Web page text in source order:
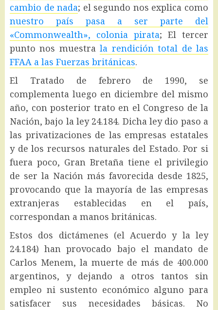
cambio de nada; el segundo nos explica como
nuestro país pasa a ser parte del
«Commonwealth», colonia pirata; El tercer
punto nos muestrala rendición total de las
FFAA a las Fuerzas británicas.
El Tratado de febrero de 1990, se
complementa luego en diciembre del mismo
año, con posterior trato en el Congreso de la
Nación, bajo la ley 24.184. Dicha ley dio paso a
las privatizaciones de las empresas estatales
y de los recursos naturales del Estado. Por si
fuera poco, Gran Bretaña tiene el privilegio
de ser la Nación más favorecida desde 1825,
provocando que la mayoría de las empresas
extranjeras establecidas en el país,
correspondan a manos británicas.
Estos dos dictámenes (el Acuerdo y la ley
24.184) han provocado bajo el mandato de
Carlos Menem, la muerte de más de 400.000
argentinos, y dejando a otros tantos sin
empleo ni sustento económico alguno para
satisfacer sus necesidades básicas. No